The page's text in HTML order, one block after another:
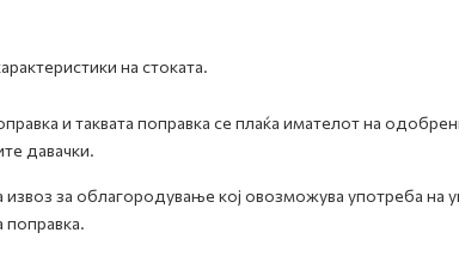
на стоката.
и таквата поправка се плаќа имателот на
давачки.
за облагородување кој овозможува употреба на
поправка.